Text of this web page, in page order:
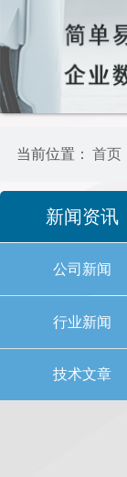
当前位置： 首页
新闻资讯
公司新闻
行业新闻
技术文章